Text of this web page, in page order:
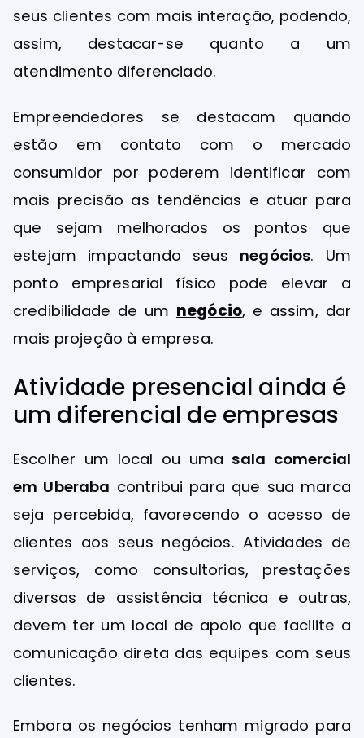
seus clientes com mais interação, podendo,
assim, destacar-se quanto a um
atendimento diferenciado.
Empreendedores se destacam quando
estão em contato com o mercado
consumidor por poderem identificar com
mais precisão as tendências e atuar para
que sejam melhorados os pontos que
estejam impactando seus negócios. Um
ponto empresarial físico pode elevar a
credibilidade de um negócio, e assim, dar
mais projeção à empresa.
Atividade presencial ainda é
um diferencial de empresas
Escolher um local ou uma sala comercial
em Uberaba contribui para que sua marca
seja percebida, favorecendo o acesso de
clientes aos seus negócios. Atividades de
serviços, como consultorias, prestações
diversas de assistência técnica e outras,
devem ter um local de apoio que facilite a
comunicação direta das equipes com seus
clientes.
Embora os negócios tenham migrado para